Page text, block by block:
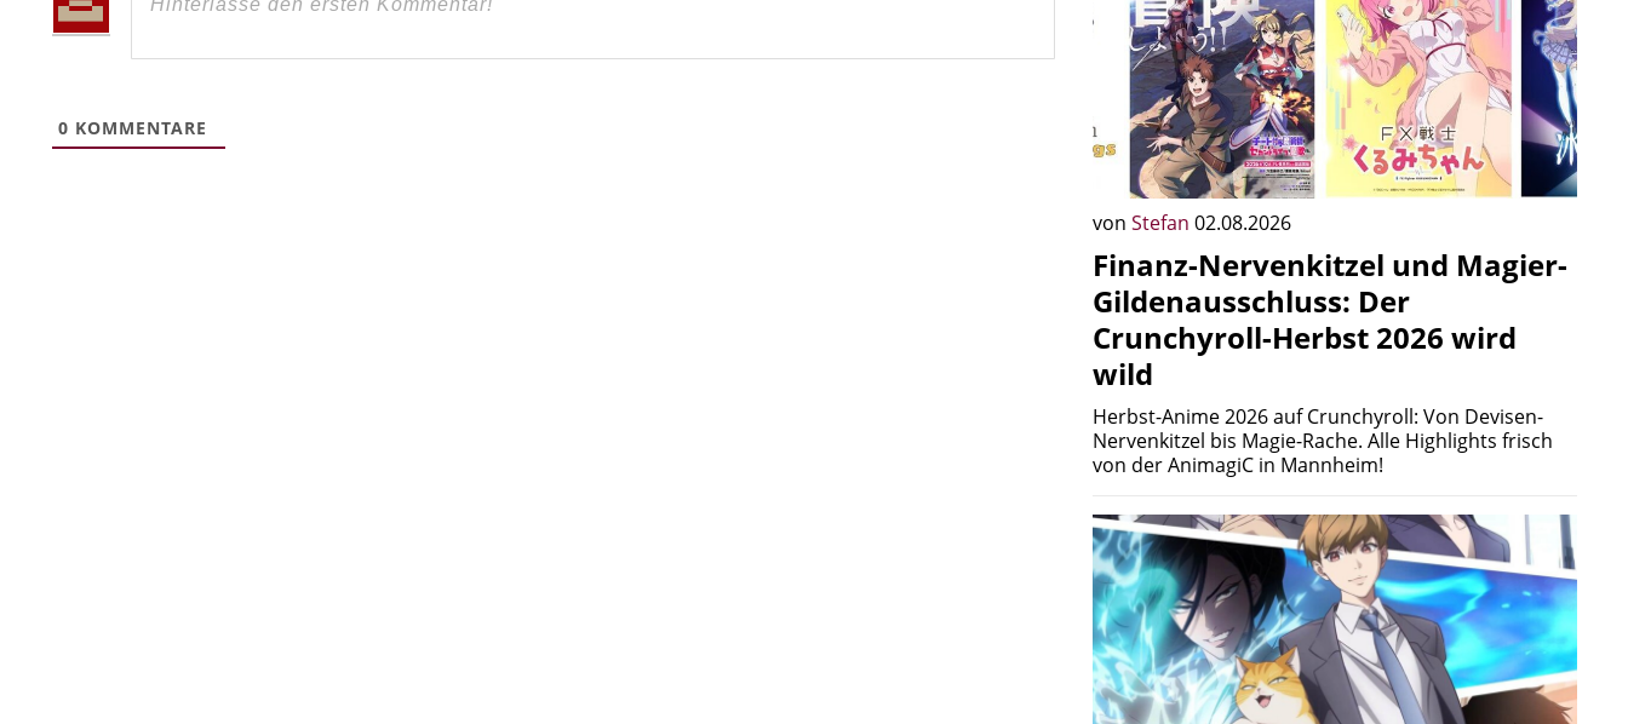
0 KOMMENTARE
von Stefan 02.08.2026
Finanz-Nervenkitzel und Magier-
Gildenausschluss: Der
Crunchyroll-Herbst 2026 wird
wild
Herbst-Anime 2026 auf Crunchyroll: Von Devisen-
Nervenkitzel bis Magie-Rache. Alle Highlights frisch
von der AnimagiC in Mannheim!